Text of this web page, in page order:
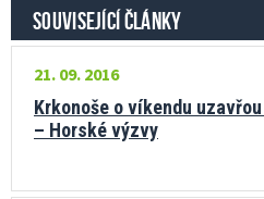
SOUVISEJÍCÍ ČLÁNKY
21. 09. 2016
Krkonoše o víkendu
– Horské výzvy